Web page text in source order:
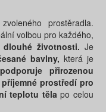
prostěradla.
volbou pro každého,
životnosti. Je
bavlny, která je
přirozenou
prostředí pro
teplotu těla po celou